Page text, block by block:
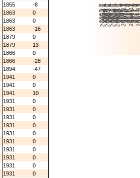
1855
-8
1863
0
1863
0
1863
-16
1879
0
1879
13
1866
0
1866
-28
1894
-47
1941
0
1941
0
1941
10
1931
0
1931
0
1931
0
1931
0
1931
0
1931
0
1931
0
1931
0
1931
0
1931
0